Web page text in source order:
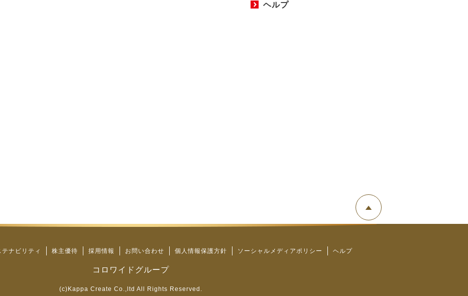
ヘルプ
テナビリティ 株主優待 採用情報 お問い合わせ 個人情報保護方針 ソーシャルメディアポリシー ヘルプ
コロワイドグループ
(c)Kappa Create Co.,ltd All Rights Reserved.